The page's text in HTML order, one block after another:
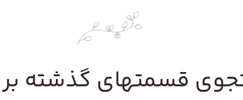
قسمتهای گذشته